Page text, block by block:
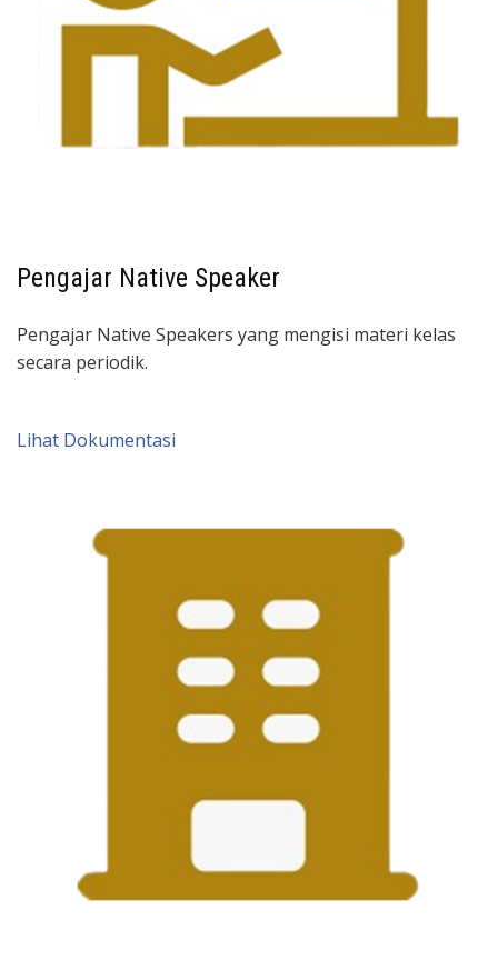
Pengajar Native Speaker
Pengajar Native Speakers yang mengisi materi kelas
secara periodik.
Lihat Dokumentasi